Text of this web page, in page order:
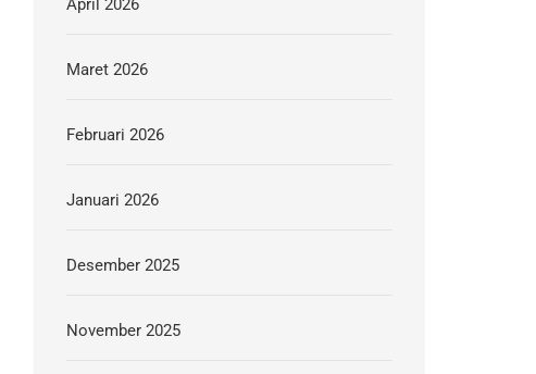
April 2026
Maret 2026
Februari 2026
Januari 2026
Desember 2025
November 2025